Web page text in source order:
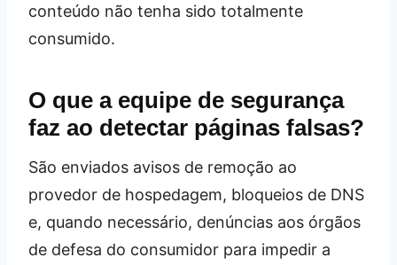
conteúdo não tenha sido totalmente
consumido.
O que a equipe de segurança
faz ao detectar páginas falsas?
São enviados avisos de remoção ao
provedor de hospedagem, bloqueios de DNS
e, quando necessário, denúncias aos órgãos
de defesa do consumidor para impedir a